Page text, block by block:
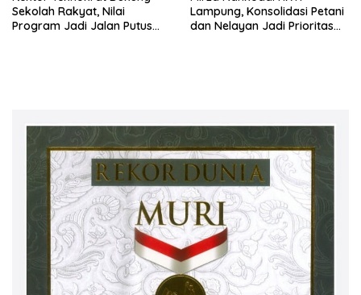
Sekolah Rakyat, Nilai
Program Jadi Jalan Putus
Lampung, Konsolidasi Petani
dan Nelayan Jadi Prioritas